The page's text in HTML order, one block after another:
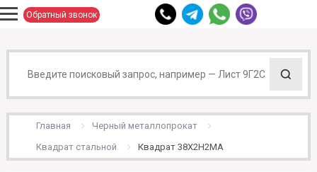
Обратный звонок
Главная
Черный металлопрокат
Квадрат стальной
Квадрат 38Х2Н2МА